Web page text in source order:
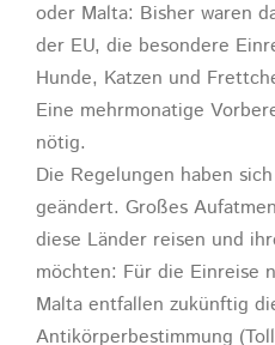
oder Malta: Bisher waren
der EU, die besondere
Hunde, Katzen und
Eine mehrmonatige
nötig.
Die Regelungen haben
geändert. Großes
diese Länder reisen und
möchten: Für die Einreise
Malta entfallen zukünftig
Antikörperbestimmung